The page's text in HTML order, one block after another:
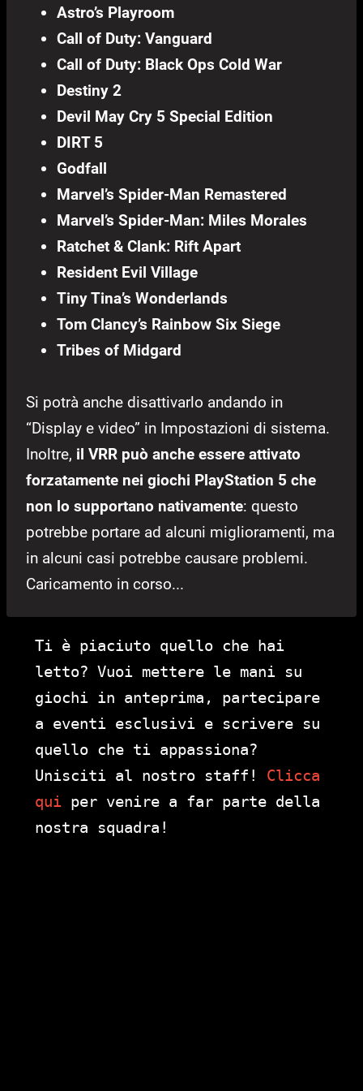
Astro’s Playroom
Call of Duty: Vanguard
Call of Duty: Black Ops Cold War
Destiny 2
Devil May Cry 5 Special Edition
DIRT 5
Godfall
Marvel’s Spider-Man Remastered
Marvel’s Spider-Man: Miles Morales
Ratchet & Clank: Rift Apart
Resident Evil Village
Tiny Tina’s Wonderlands
Tom Clancy’s Rainbow Six Siege
Tribes of Midgard
Si potrà anche disattivarlo andando in
“Display e video” in Impostazioni di sistema.
Inoltre, il VRR può anche essere attivato
forzatamente nei giochi PlayStation 5 che
non lo supportano nativamente: questo
potrebbe portare ad alcuni miglioramenti, ma
in alcuni casi potrebbe causare problemi.
Caricamento in corso...
Ti è piaciuto quello che hai
letto? Vuoi mettere le mani su
giochi in anteprima, partecipare
a eventi esclusivi e scrivere su
quello che ti appassiona?
Unisciti al nostro staff! Clicca
qui per venire a far parte della
nostra squadra!